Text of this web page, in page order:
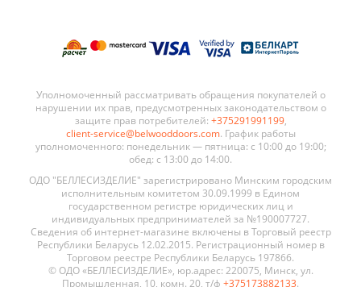
Уполномоченный рассматривать обращения покупателей о
нарушении их прав, предусмотренных законодательством о
защите прав потребителей: +375291991199,
client-service@belwooddoors.com. График работы
уполномоченного: понедельник — пятница: с 10:00 до 19:00;
обед: с 13:00 до 14:00.
ОДО "БЕЛЛЕСИЗДЕЛИЕ" зарегистрировано Минским городским
исполнительным комитетом 30.09.1999 в Едином
государственном регистре юридических лиц и
индивидуальных предпринимателей за №190007727.
Сведения об интернет-магазине включены в Торговый реестр
Республики Беларусь 12.02.2015. Регистрационный номер в
Торговом реестре Республики Беларусь 197866.
© ОДО «БЕЛЛЕСИЗДЕЛИЕ», юр.адрес: 220075, Минск, ул.
Промышленная, 10, комн. 20, т/ф +375173882133.